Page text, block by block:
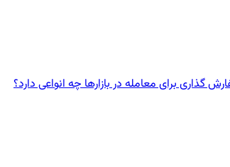
گذاری برای معامله در بازارها چه انواعی دارد؟